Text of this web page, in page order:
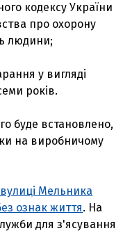
кодексу України
про охорону
людини;
у вигляді
років.
буде встановлено,
на виробничому
Мельника
ознак життя. На
для з'ясування